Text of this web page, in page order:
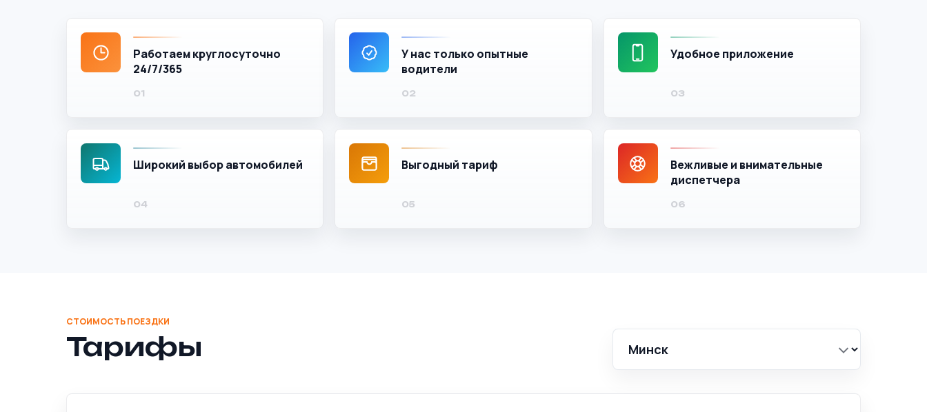
Работаем круглосуточно
24/7/365
У нас только опытные
водители
Удобное приложение
Широкий выбор автомобилей Выгодный тариф
Вежливые и внимательные
диспетчера
Тарифы